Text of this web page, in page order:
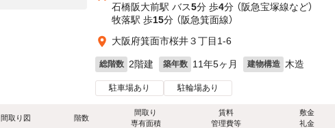
石橋阪大前駅 バス5分 歩4分 （阪急宝塚線など）
牧落駅 歩15分 （阪急箕面線）
大阪府箕面市桜井３丁目1-6
総階数 2階建 築年数 11年5ヶ月 建物構造 木造
駐車場あり 駐輪場あり
間取り図 階数
間取り
専有面積
賃料
管理費等
敷金
礼金